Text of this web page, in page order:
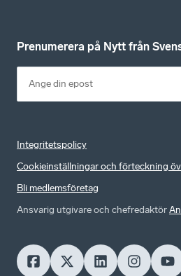
Prenumerera på Nytt från
Integritetspolicy
Cookieinställningar och förteckning
Bli medlemsföretag
Ansvarig utgivare och chefredaktör